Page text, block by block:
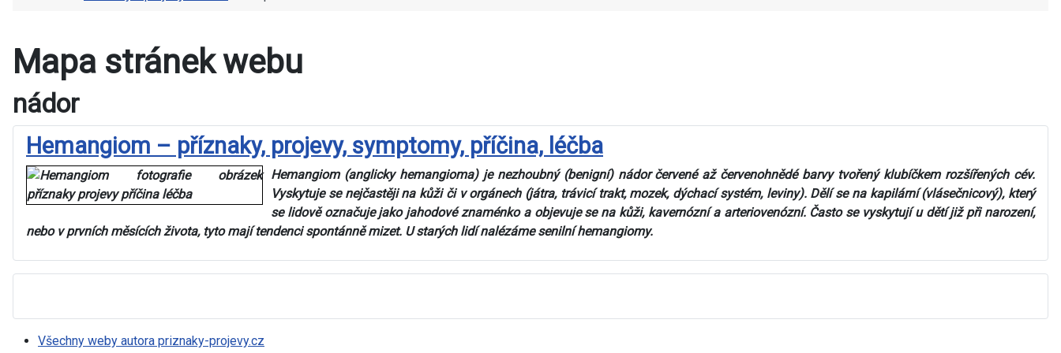
Všechny weby autora priznaky-projevy.cz
Mapa stránek webu
nádor
Hemangiom – příznaky, projevy, symptomy, příčina, léčba
Hemangiom (anglicky hemangioma) je nezhoubný (benigní) nádor červené až červenohnědé barvy tvořený klubíčkem rozšířených cév.
Vyskytuje se nejčastěji na kůži či v orgánech (játra, trávicí trakt, mozek, dýchací systém, leviny). Dělí se na kapilární (vlásečnicový), který
se lidově označuje jako jahodové znaménko a objevuje se na kůži, kavernózní a arteriovenózní. Často se vyskytují u dětí již při narození,
nebo v prvních měsících života, tyto mají tendenci spontánně mizet. U starých lidí nalézáme senilní hemangiomy.